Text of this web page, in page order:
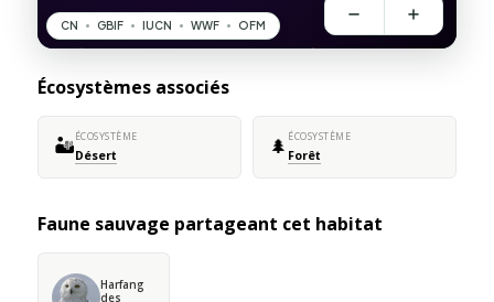
Écosystèmes associés
🏜️ÉCOSYSTÈME
Désert 🌲 ÉCOSYSTÈME
Forêt
Faune sauvage partageant cet habitat
Harfang
des